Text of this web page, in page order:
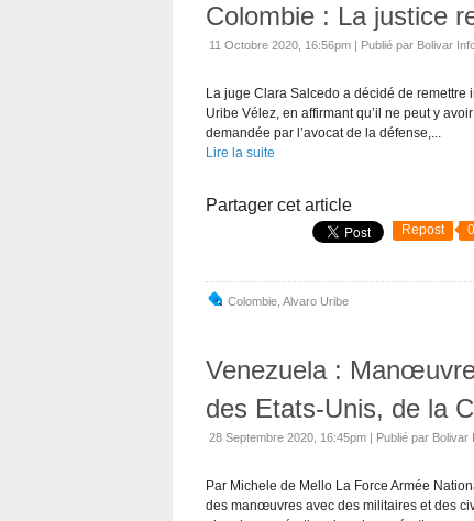
Colombie : La justice
11 Octobre 2020, 16:56pm | Publié par Bolivar
La juge Clara Salcedo a décidé de
Uribe Vélez, en affirmant qu’il ne peut y
demandée par l’avocat de la défense,...
Lire la suite
Partager cet article
Repost 0
Colombie Alvaro Uribe
Venezuela :
des Etats-Unis, de la
28 Septembre 2020, 16:45pm | Publié par Bolivar
Par Michele de Mello La Force Armée
des manœuvres avec des militaires et des